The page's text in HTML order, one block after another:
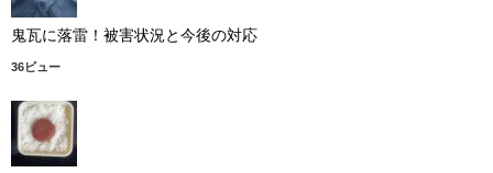
鬼瓦に落雷！被害状況と今後の対応
36ビュー